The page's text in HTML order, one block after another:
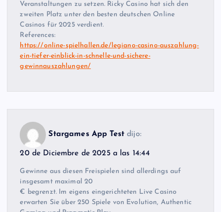
Veranstaltungen zu setzen. Ricky Casino hat sich den
zweiten Platz unter den besten deutschen Online
Casinos für 2025 verdient.
References:
https://online-spielhallen.de/legiano-casino-auszahlung-
ein-tiefer-einblick-in-schnelle-und-sichere-
gewinnauszahlungen/
Stargames App Test dijo:
20 de Diciembre de 2025 a las 14:44
Gewinne aus diesen Freispielen sind allerdings auf
insgesamt maximal 20
€ begrenzt. Im eigens eingerichteten Live Casino
erwarten Sie über 250 Spiele von Evolution, Authentic